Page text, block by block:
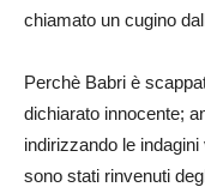
chiamato un cugino
Perchè Babri è
dichiarato innocente;
indirizzando le
sono stati rinvenuti